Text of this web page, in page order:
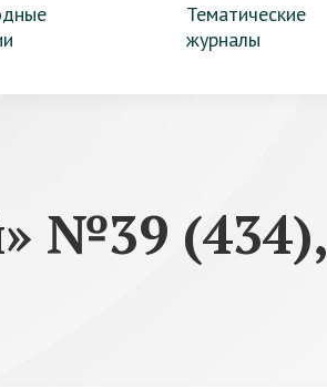
Тематические
журналы
№39 (434),